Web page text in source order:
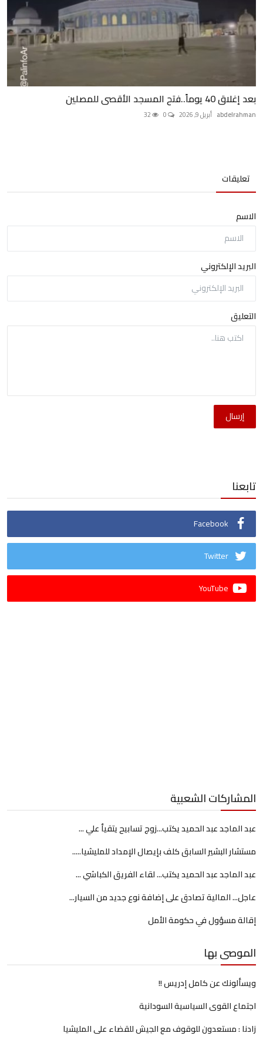
بعد إغلاق 40 يوماً..فتح المسجد الأقصى للمصلين
abdelrahman أبريل 9, 2026
تعليقات
الاسم
البريد الإلكتروني
التعليق
إرسال
تابعنا
Facebook
Twitter
YouTube
المشاركات الشعبية
عبد الماجد عبد الحميد يكتب...زوج تسابيح يتقيأ علي ...
مستشار البشير السابق كلف بإيصال الإمداد للمليشيا.....
عبد الماجد عبد الحميد يكتب... لقاء الفريق الكباشي ...
عاجل... المالية تصادق على إضافة نوع جديد من السيار...
إقالة مسؤول في حكومة الأمل
الموصى بها
ويسألونك عن كامل إدريس !!
اجتماع القوى السياسية السودانية
زادنا : مستعدون للوقوف مع الجيش للقضاء على المليشيا